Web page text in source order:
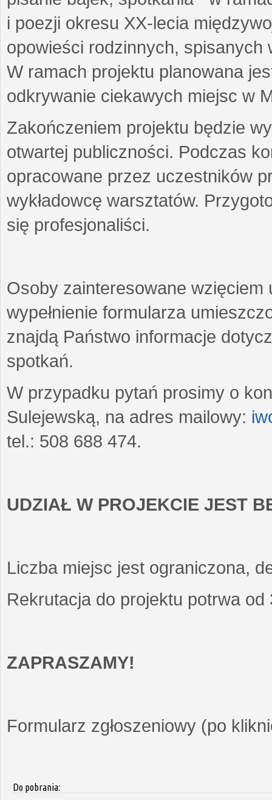
i poezji okresu XX-lecia
opowieści rodzinnych,
W ramach projektu planowana
odkrywanie ciekawych miejsc w
Zakończeniem projektu będzie
otwartej publiczności. Podczas
opracowane przez uczestników
wykładowcę warsztatów.
się profesjonaliści.
Osoby zainteresowane wzięciem
wypełnienie formularza
znajdą Państwo informacje
spotkań.
W przypadku pytań prosimy o
Sulejewską, na adres mailowy:
tel.: 508 688 474.
UDZIAŁ W PROJEKCIE JEST
Liczba miejsc jest ograniczona,
Rekrutacja do projektu potrwa
ZAPRASZAMY!
Formularz zgłoszeniowy (po
Do pobrania: